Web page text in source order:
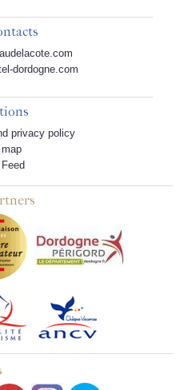
dordogne.com
privacy policy